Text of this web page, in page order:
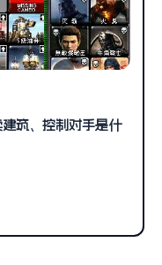
筑、控制对手是什